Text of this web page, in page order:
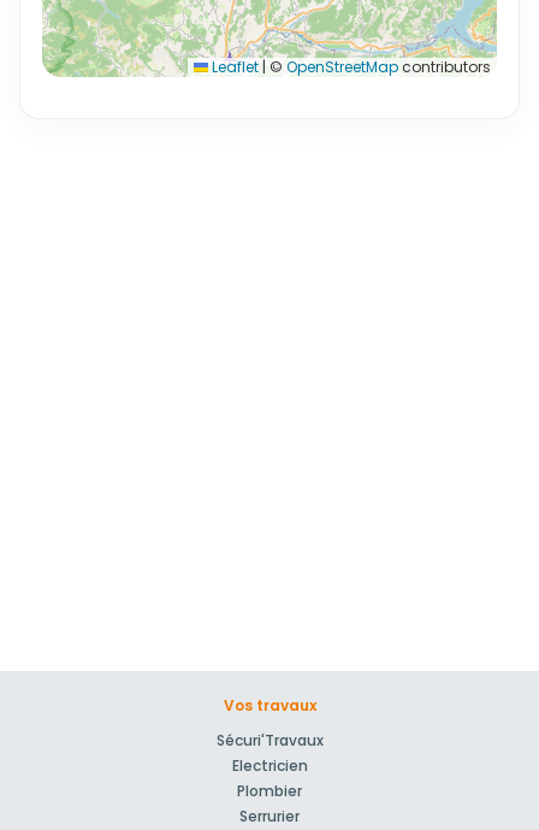
Leaflet | © OpenStreetMapcontributors
Vos travaux
Sécuri'Travaux
Electricien
Plombier
Serrurier